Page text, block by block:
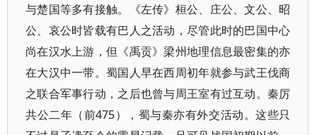
与楚国等多有接触。《左传》桓公、庄公、文公、昭
公、哀公时皆载有巴人之活动，尽管此时的巴国中心
尚在汉水上游，但《禹贡》梁州地理信息最密集的亦
在大汉中一带。蜀国人早在西周初年就参与武王伐商
之联合军事行动，之后也曾与周王室有过互动。秦厉
共公二年（前475），蜀与秦亦有外交活动。这些只